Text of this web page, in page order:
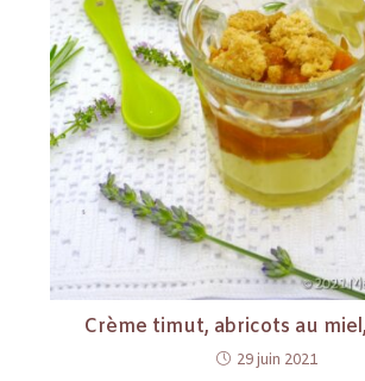
Crème timut, abricots au
29 juin 2021